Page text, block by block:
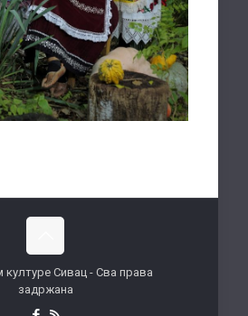
Сивац - Сва права
задржана